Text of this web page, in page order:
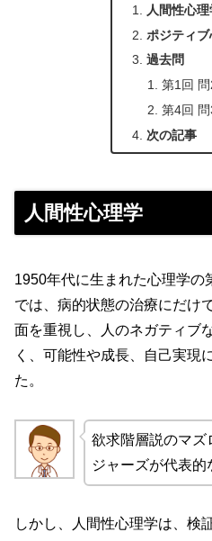
人間性心
ポジティ
過去問
第1回
第4回
次の記事
人間性心理学
1950年代に生まれた心理学の
では、病的状態の治療にだけ
面を重視し、人のネガティブ
く、可能性や成長、自己実現
た。
欲求階層説のマズ
ジャーズが代表的
しかし、人間性心理学は、検